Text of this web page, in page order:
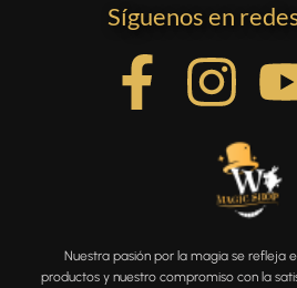
Síguenos en
Nuestra pasión por la magia se refleja
productos y nuestro compromiso con la